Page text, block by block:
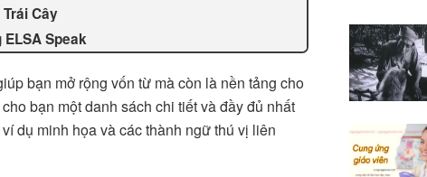
Cây
ELSA Speak
bạn mở rộng vốn từ mà còn là nền tảng cho
bạn một danh sách chi tiết và đầy đủ nhất
dụ minh họa và các thành ngữ thú vị liên